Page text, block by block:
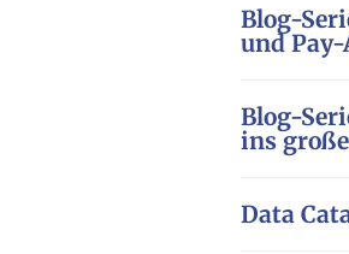
Blog-
und Pay-
Blog-
ins
Data